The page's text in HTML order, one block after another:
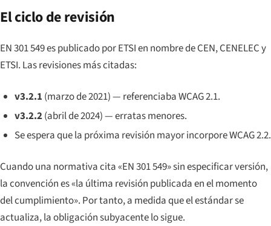
El ciclo de revisión
EN 301 549 es publicado por ETSI en nombre de CEN, CENELEC y
ETSI. Las revisiones más citadas:
v3.2.1 (marzo de 2021) — referenciaba WCAG 2.1.
v3.2.2(abril de 2024) — erratas menores.
Se espera que la próxima revisión mayor incorpore WCAG 2.2.
Cuando una normativa cita «EN 301 549» sin especificar versión,
la convención es «la última revisión publicada en el momento
del cumplimiento». Por tanto, a medida que el estándar se
actualiza, la obligación subyacente lo sigue.